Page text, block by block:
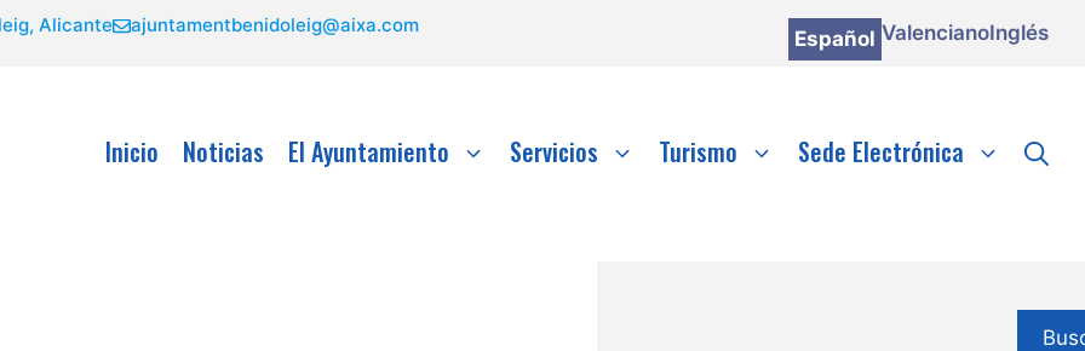
Alicante ajuntamentbenidoleig@aixa.com
Español ValencianoInglés
Inicio Noticias El Ayuntamiento Servicios Turismo Sede Electrónica